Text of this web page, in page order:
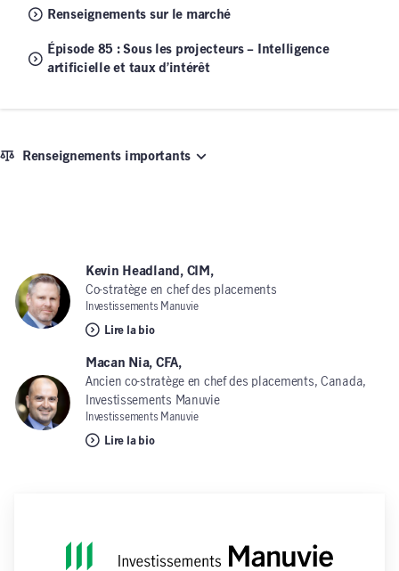
Renseignements sur le marché
Épisode 85 : Sous les projecteurs – Intelligence
artificielle et taux d’intérêt
Renseignements importants
Kevin Headland, CIM,
Co-stratège en chef des placements
Investissements Manuvie
Lire la bio
Macan Nia, CFA,
Ancien co-stratège en chef des placements, Canada,
Investissements Manuvie
Investissements Manuvie
Lire la bio